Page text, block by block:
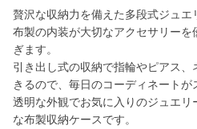
贅沢な収納力を備えた多段式ジュエ
布製の内装が大切なアクセサリー
ぎます。
引き出し式の収納で指輪やピアス
きるので、毎日のコーディネートが
透明な外観でお気に入りのジュエ
な布製収納ケースです。